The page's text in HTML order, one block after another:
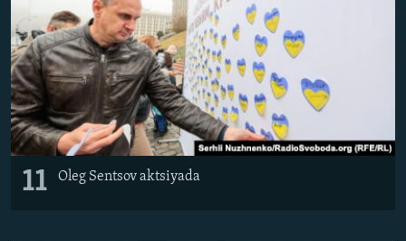
11 ​Oleg Sentsov aktsiyada